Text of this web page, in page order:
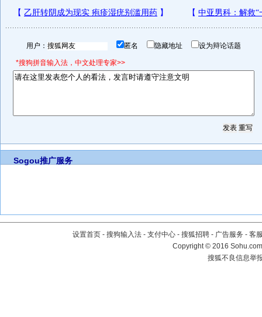
用户： 匿名 隐藏地址 设为辩论话题
*搜狗拼音输入法，中文处理专家>>
Sogou推广服务
设置首页 - 搜狗输入法 - 支付中心 - 搜狐招聘 - 广告服务 - 客
Copyright©2016
搜狐不良信息举